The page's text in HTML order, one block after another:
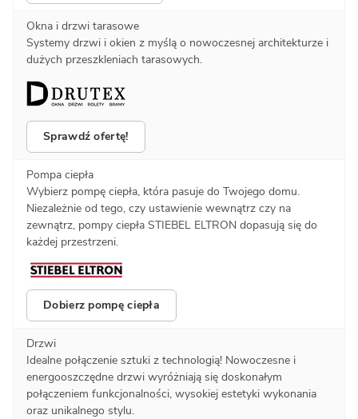
Okna i drzwi tarasowe
Systemy drzwi i okien z myślą o nowoczesnej architekturze i
dużych przeszkleniach tarasowych.
Sprawdź ofertę!
Pompa ciepła
Wybierz pompę ciepła, która pasuje do Twojego domu.
Niezależnie od tego, czy ustawienie wewnątrz czy na
zewnątrz, pompy ciepła STIEBEL ELTRON dopasują się do
każdej przestrzeni.
Dobierz pompę ciepła
Drzwi
Idealne połączenie sztuki z technologią! Nowoczesne i
energooszczędne drzwi wyróżniają się doskonałym
połączeniem funkcjonalności, wysokiej estetyki wykonania
oraz unikalnego stylu.